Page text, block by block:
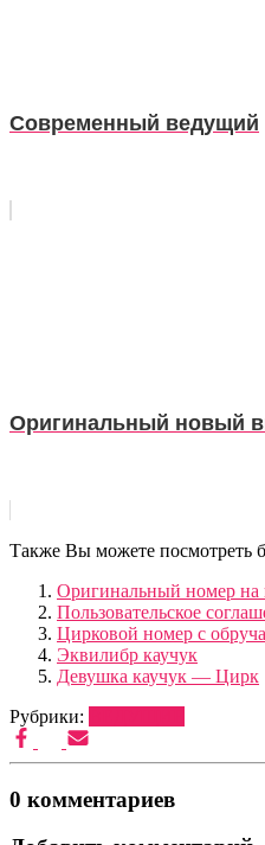
Современный ведущий
Оригинальный новый
Также Вы можете посмотреть
Оригинальный номер на
Пользовательское
Цирковой номер с
Эквилибр каучук
Девушка каучук — Цирк
Рубрики:
0 комментариев